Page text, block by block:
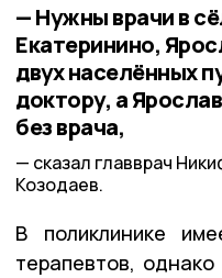
— Нужны врачи в
Екатеринино,
двух населённых
доктору, а
без врача,
сказал главврач
Козодаев.
В поликлинике
терапевтов,